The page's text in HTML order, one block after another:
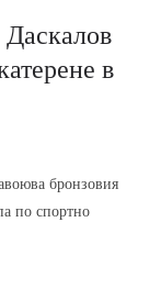
Даскалов
в
бронзовия
по спортно